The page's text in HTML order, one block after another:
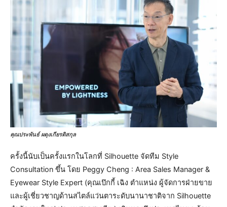
คุณประพันธ์ ผดุงเกียรติสกุล
ครั้งนี้นับเป็นครั้งแรกในโลกที่ Silhouette จัดทีม Style
Consultation ขึ้น โดย Peggy Cheng : Area Sales Manager &
Eyewear Style Expert (คุณเป๊กกี้ เฉิง ตำแหน่ง ผู้จัดการฝ่ายขาย
และผู้เชี่ยวชาญด้านสไตล์แว่นตาระดับนานาชาติจาก Silhouette